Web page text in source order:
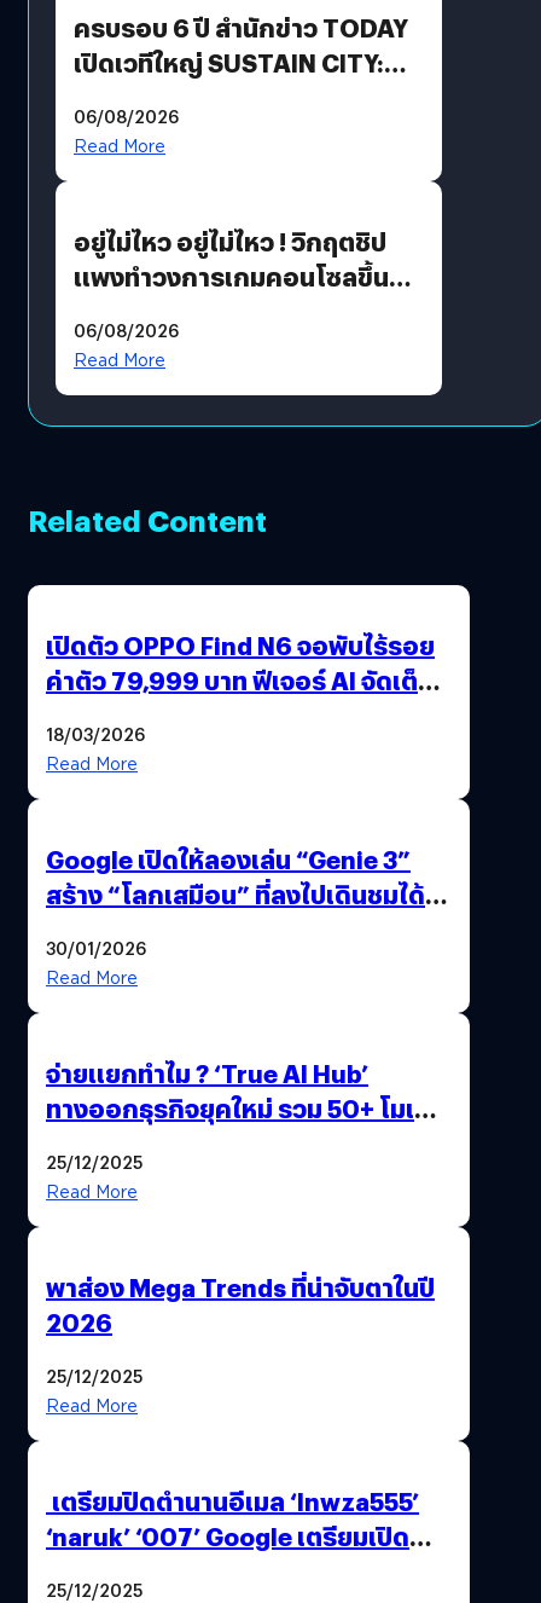
ครบรอบ 6 ปี สำนักข่าว TODAY
เปิดเวทีใหญ่ SUSTAIN CITY:
แนวทางปรับตัวสู่เศรษฐกิจสี
06/08/2026
Read More
อยู่ไม่ไหว อยู่ไม่ไหว ! วิกฤตชิป
แพงทำวงการเกมคอนโซลขึ้น
?
06/08/2026
Read More
Related Content
เปิดตัว OPPO Find N6 จอพับไร้รอย
ค่าตัว 79,999 บาท ฟีเจอร์ AI จัดเต็ม
18/03/2026
Read More
Google เปิดให้ลองเล่น “Genie 3”
สร้าง “โลกเสมือน” ที่ลงไปเดินชมได้
30/01/2026
Read More
จ่ายแยกทำไม ? ‘True AI Hub’
ทางออกธุรกิจยุคใหม่ รวม 50+ โมเดล
25/12/2025
Read More
พาส่อง Mega Trends ที่น่าจับตาในปี
2026
25/12/2025
Read More
เตรียมปิดตำนานอีเมล ‘lnwza555’
‘naruk’ ‘007’ Google เตรียมเปิด
25/12/2025